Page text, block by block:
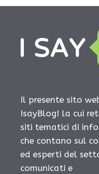
Il presente sito
IsayBlog! la cui
siti tematici di
che contano sul
ed esperti del
comunicati e